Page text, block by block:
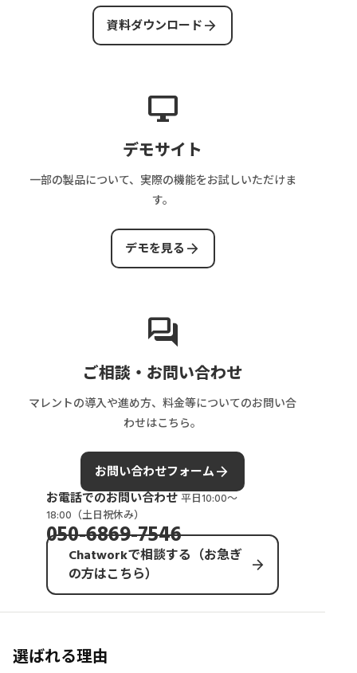
資料ダウンロードarrow_forward
desktop_windows
デモサイト
一部の製品について、実際の機能をお試しいただけま
す。
デモを見る arrow_forward
forum
ご相談・お問い合わせ
マレントの導入や進め方、料金等についてのお問い合
わせはこちら。
お問い合わせフォームarrow_forward
お電話でのお問い合わせ 平日10:00〜
18:00（土日祝休み）
050-6869-7546
Chatworkで相談する（お急ぎ
の方はこちら）
arrow_forward
選ばれる理由